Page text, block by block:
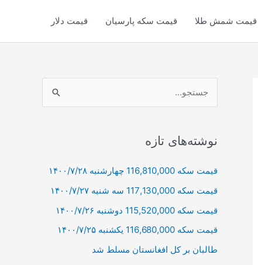
قیمت شمش طلا قیمت سکه پارسیان قیمت دلار
ج
ب
ر
ا
ی
نوشته‌های تازه
قیمت سکه 116,810,000 چهارشنبه ۱۴۰۰/۷/۲۸
قیمت سکه 117,130,000 سه شنبه ۱۴۰۰/۷/۲۷
قیمت سکه 115,520,000 دوشنبه ۱۴۰۰/۷/۲۶
قیمت سکه 116,680,000 یکشنبه ۱۴۰۰/۷/۲۵
طالبان بر كل افغانستان مسلط شد